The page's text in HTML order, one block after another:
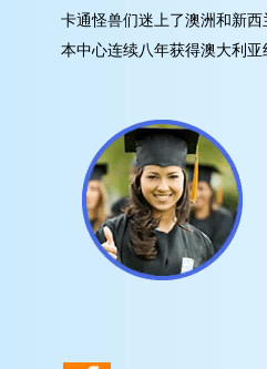
卡通怪兽们迷上了澳洲和新
本中心连续八年获得澳大利亚